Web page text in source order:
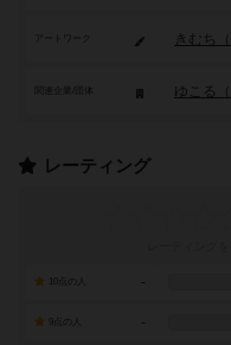
アートワーク きむち
ゆこる（
レーティング
-
-